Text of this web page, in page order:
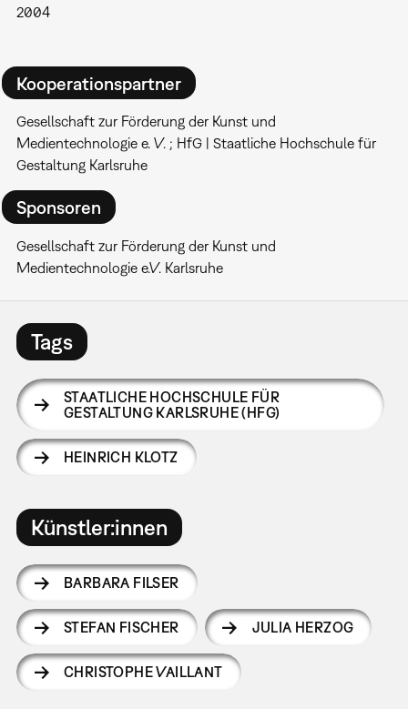
2004
Kooperationspartner
Gesellschaft zur Förderung der Kunst und
Medientechnologie e. V. ; HfG | Staatliche Hochschule für
Gestaltung Karlsruhe
Sponsoren
Gesellschaft zur Förderung der Kunst und
Medientechnologie e.V. Karlsruhe
Tags
STAATLICHE HOCHSCHULE FÜR
GESTALTUNG KARLSRUHE (HFG)
HEINRICH KLOTZ
Künstler:innen
BARBARA FILSER
STEFAN FISCHER JULIA HERZOG
CHRISTOPHE VAILLANT